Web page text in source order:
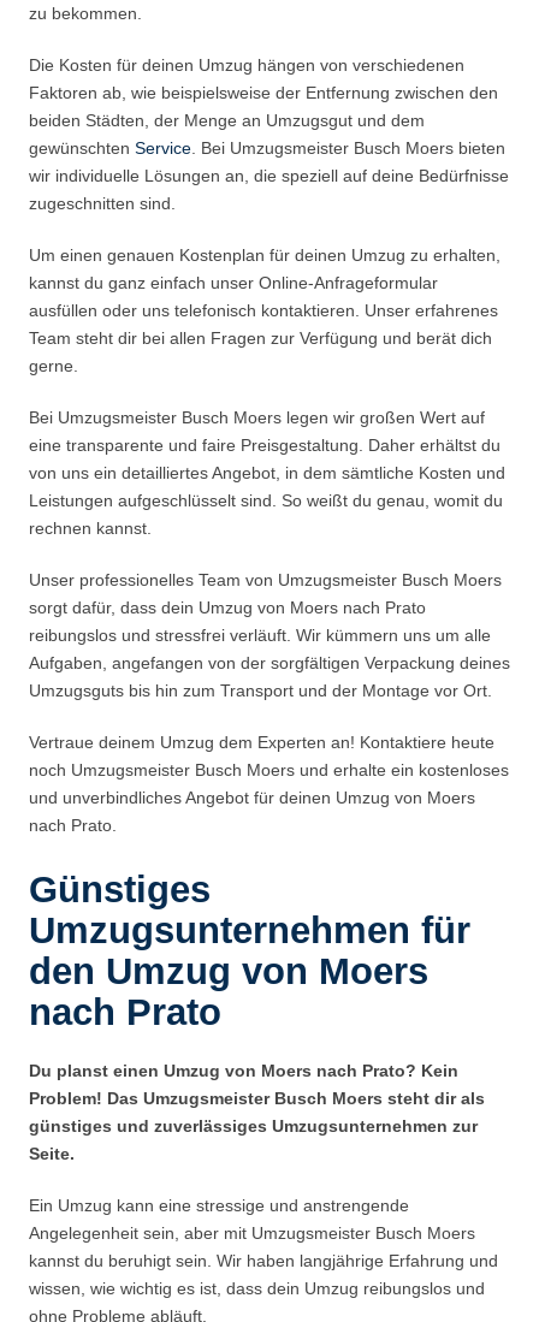
zu bekommen.
Die Kosten für deinen Umzug hängen von verschiedenen
Faktoren ab, wie beispielsweise der Entfernung zwischen den
beiden Städten, der Menge an Umzugsgut und dem
gewünschten Service . Bei Umzugsmeister Busch Moers bieten
wir individuelle Lösungen an, die speziell auf deine Bedürfnisse
zugeschnitten sind.
Um einen genauen Kostenplan für deinen Umzug zu erhalten,
kannst du ganz einfach unser Online-Anfrageformular
ausfüllen oder uns telefonisch kontaktieren. Unser erfahrenes
Team steht dir bei allen Fragen zur Verfügung und berät dich
gerne.
Bei Umzugsmeister Busch Moers legen wir großen Wert auf
eine transparente und faire Preisgestaltung. Daher erhältst du
von uns ein detailliertes Angebot, in dem sämtliche Kosten und
Leistungen aufgeschlüsselt sind. So weißt du genau, womit du
rechnen kannst.
Unser professionelles Team von Umzugsmeister Busch Moers
sorgt dafür, dass dein Umzug von Moers nach Prato
reibungslos und stressfrei verläuft. Wir kümmern uns um alle
Aufgaben, angefangen von der sorgfältigen Verpackung deines
Umzugsguts bis hin zum Transport und der Montage vor Ort.
Vertraue deinem Umzug dem Experten an! Kontaktiere heute
noch Umzugsmeister Busch Moers und erhalte ein kostenloses
und unverbindliches Angebot für deinen Umzug von Moers
nach Prato.
Günstiges
Umzugsunternehmen für
den Umzug von Moers
nach Prato
Du planst einen Umzug von Moers nach Prato? Kein
Problem! Das Umzugsmeister Busch Moers steht dir als
günstiges und zuverlässiges Umzugsunternehmen zur
Seite.
Ein Umzug kann eine stressige und anstrengende
Angelegenheit sein, aber mit Umzugsmeister Busch Moers
kannst du beruhigt sein. Wir haben langjährige Erfahrung und
wissen, wie wichtig es ist, dass dein Umzug reibungslos und
ohne Probleme abläuft.